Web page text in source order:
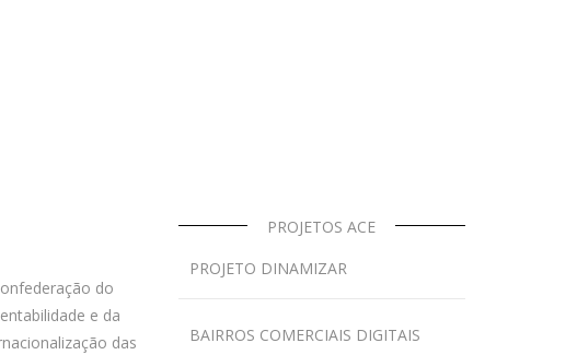
do
e da
das
PROJETOS ACE
PROJETO DINAMIZAR
BAIRROS COMERCIAIS DIGITAIS